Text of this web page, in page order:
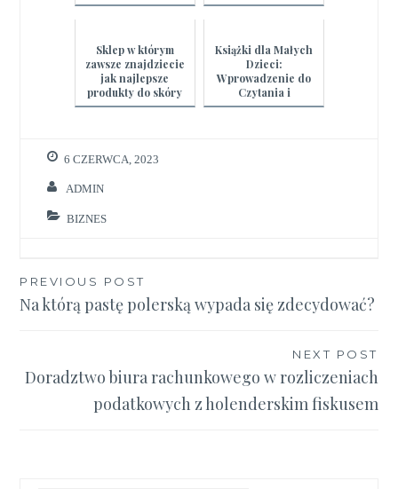
Sklep w którym
zawsze znajdziecie
jak najlepsze
produkty do skóry
twarzy
Książki dla Małych
Dzieci:
Wprowadzenie do
Czytania i
Rozwijanie
6 CZERWCA, 2023
ADMIN
BIZNES
Nawigacja
wpisu
PREVIOUS POST
Na którą pastę polerską wypada się zdecydować?
NEXT POST
Doradztwo biura rachunkowego w rozliczeniach
podatkowych z holenderskim fiskusem